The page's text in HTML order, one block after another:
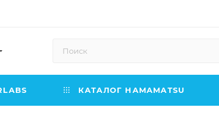
КАТАЛОГ HAMAMATSU